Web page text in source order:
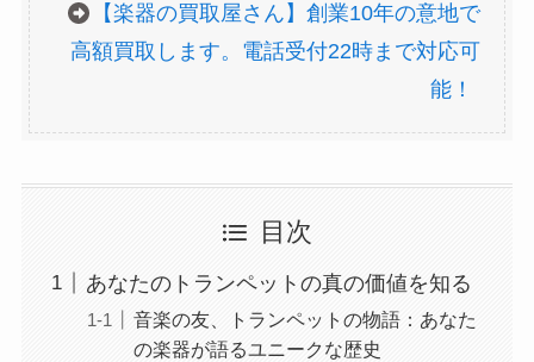
【楽器の買取屋さん】創業10年の意地で
高額買取します。電話受付22時まで対応可
能！
目次
あなたのトランペットの真の価値を知る
音楽の友、トランペットの物語：あなた
の楽器が語るユニークな歴史